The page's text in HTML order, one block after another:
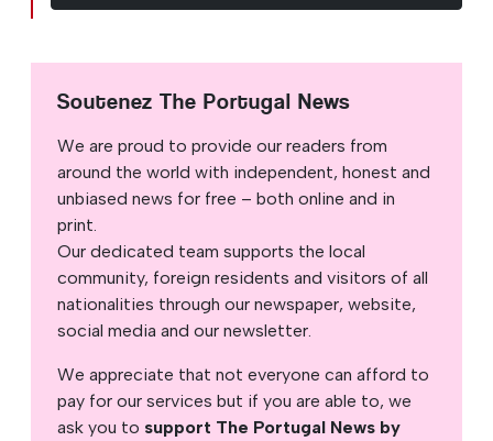
Soutenez The Portugal News
We are proud to provide our readers from
around the world with independent, honest and
unbiased news for free – both online and in
print.
Our dedicated team supports the local
community, foreign residents and visitors of all
nationalities through our newspaper, website,
social media and our newsletter.
We appreciate that not everyone can afford to
pay for our services but if you are able to, we
ask you to support The Portugal News by